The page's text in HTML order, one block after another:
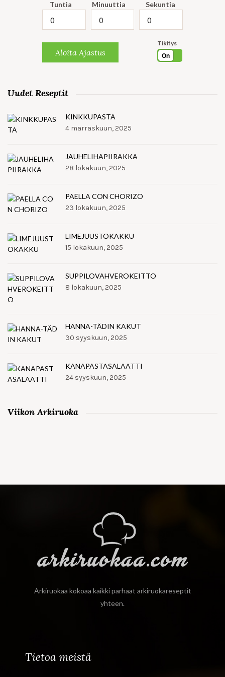
Tuntia Minuuttia Sekuntia
Aloita Ajastus
Tikitys
On
Uudet Reseptit
KINKKUPASTA
4 marraskuun, 2025
JAUHELIHAPIIRAKKA
28 lokakuun, 2025
PAELLA CON CHORIZO
23 lokakuun, 2025
LIMEJUUSTOKAKKU
15 lokakuun, 2025
SUPPILOVAHVEROKEITTO
8 lokakuun, 2025
HANNA-TÄDIN KAKUT
30 syyskuun, 2025
KANAPASTASALAATTI
24 syyskuun, 2025
Viikon Arkiruoka
Arkiruokaa kokoaa kaikki parhaat arkiruokareseptit
yhteen.
Tietoa meistä